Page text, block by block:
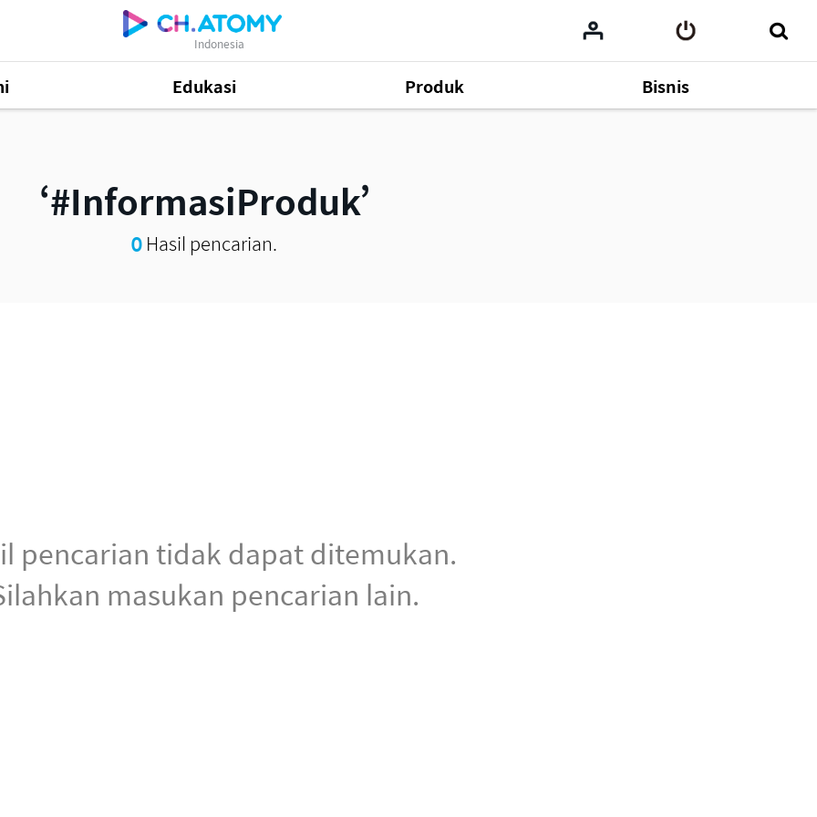
Indonesia
Edukasi
Informasi Produk 505
Produk Bisnis
#InformasiProduk
0Hasil pencarian.
pencarian tidak dapat ditemukan.
masukan pencarian lain.